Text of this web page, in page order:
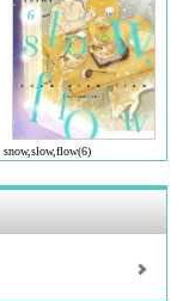
snow,slow,flow(6)